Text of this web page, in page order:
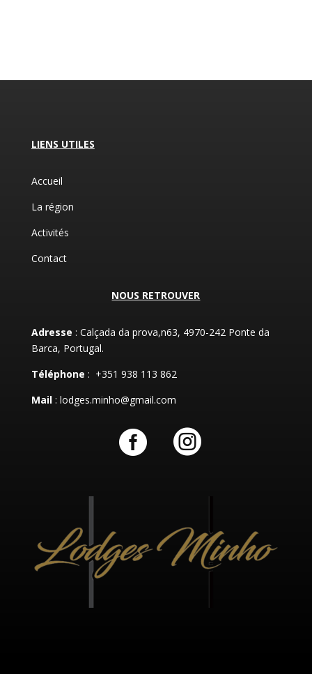
LIENS UTILES
Accueil
La région
Activités
Contact
NOUS RETROUVER
Adresse : Calçada da prova,n63, 4970-242 Ponte da
Barca, Portugal.
Téléphone : +351 938 113 862
Mail: lodges.minho@gmail.com
 